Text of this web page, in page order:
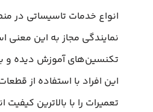
انواع خدمات تاسیساتی در
نمایندگی مجاز به این
تکنسین‌های آموزش دیده و
این افراد با استفاده از
تعمیرات را با بالاترین